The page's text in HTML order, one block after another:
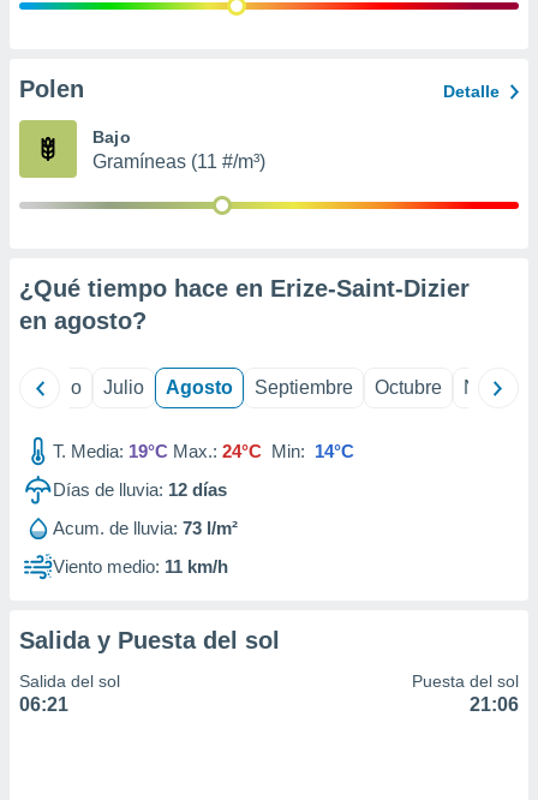
e
publicidad
Polen Detalle
Bajo
Gramíneas (11 #/m³)
¿Qué tiempo hace en Erize-Saint-Dizier
en agosto?
Junio Julio Agosto Septiembre Octubre
T. Media: 19°C Max.: 24°C Min: 14°C
Días de lluvia: 12 días
Acum. de lluvia: 73 l/m²
Viento medio: 11 km/h
Salida y Puesta del sol
Salida del sol
06:21
Puesta del sol
21:06